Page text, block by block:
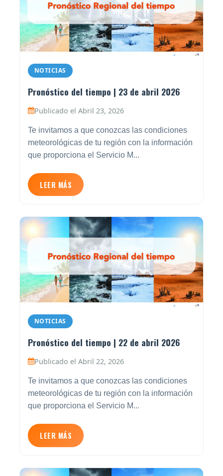
NOTICIAS
Pronóstico del tiempo | 23 de abril 2026
Publicado el Abril 23, 2026
Te invitamos a que conozcas las condiciones
meteorológicas de tu región con la información
que proporciona el Servicio M...
LEER MÁS
NOTICIAS
Pronóstico del tiempo | 22 de abril 2026
Publicado el Abril 22, 2026
Te invitamos a que conozcas las condiciones
meteorológicas de tu región con la información
que proporciona el Servicio M...
LEER MÁS